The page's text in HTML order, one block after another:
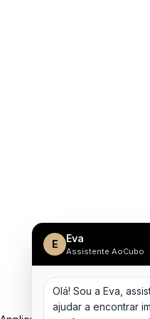
E Eva
Assistente AoCubo
Olá! Sou a Eva,
ajudar a encontrar